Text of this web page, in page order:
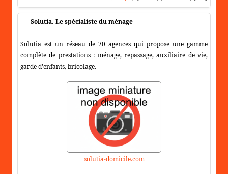
Solutia. Le spécialiste du ménage
Solutia est un réseau de 70 agences qui propose une gamme
complète de prestations : ménage, repassage, auxiliaire de vie,
garde d'enfants, bricolage.
solutia-domicile.com